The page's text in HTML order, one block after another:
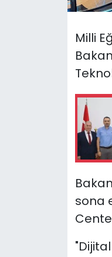
Milli
sona
Video Galeri
Yazarlar